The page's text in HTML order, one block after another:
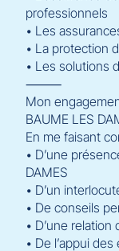
professionnels
• Les
• La protection
• Les solutions
⸻
Mon
BAUME LES
En me faisant
• D’une
DAMES
• D’un
• De conseils
• D’une
• De l’appui